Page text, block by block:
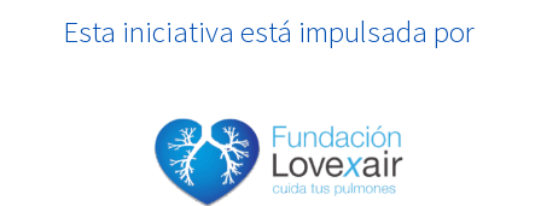
Esta iniciativa está impulsada por